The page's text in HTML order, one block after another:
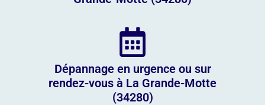
Dépannage en urgence ou sur
rendez-vous à La Grande-Motte
(34280)